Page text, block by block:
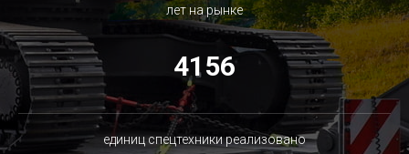
лет на рынке
4156
единиц спецтехники реализовано